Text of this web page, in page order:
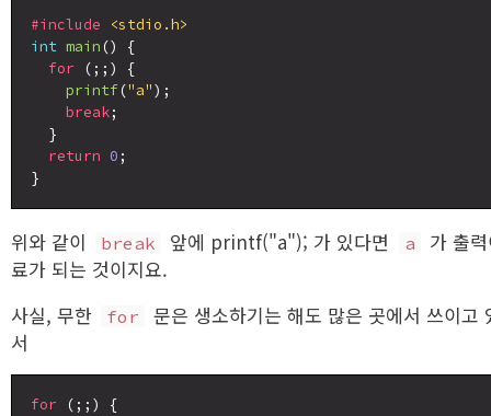
#include
<stdio.h>
int main () {
for (;;) {
printf ("a");
break;
  }
return 0 ;
위와 같이 break 앞에 printf("a"); 가 있다면 a
가 출
료가 되는 것이지요.
사실, 무한
for
문은 생소하기는 해도 많은 곳에서 쓰이고
서
for (;;) {